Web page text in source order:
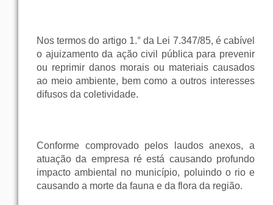
Nos termos do artigo 1.° da Lei 7.347/85, é cabível
o ajuizamento da ação civil pública para prevenir
ou reprimir danos morais ou materiais causados
ao meio ambiente, bem como a outros interesses
difusos da coletividade.
Conforme comprovado pelos laudos anexos, a
atuação da empresa ré está causando profundo
impacto ambiental no município, poluindo o rio e
causando a morte da fauna e da flora da região.